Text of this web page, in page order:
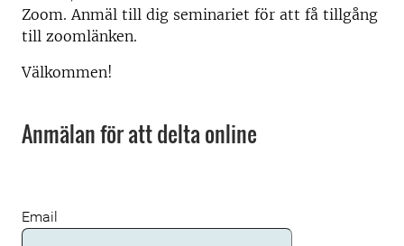
Zoom. Anmäl till dig seminariet för att få tillgång
till zoomlänken.
Välkommen!
Anmälan för att delta online
Email